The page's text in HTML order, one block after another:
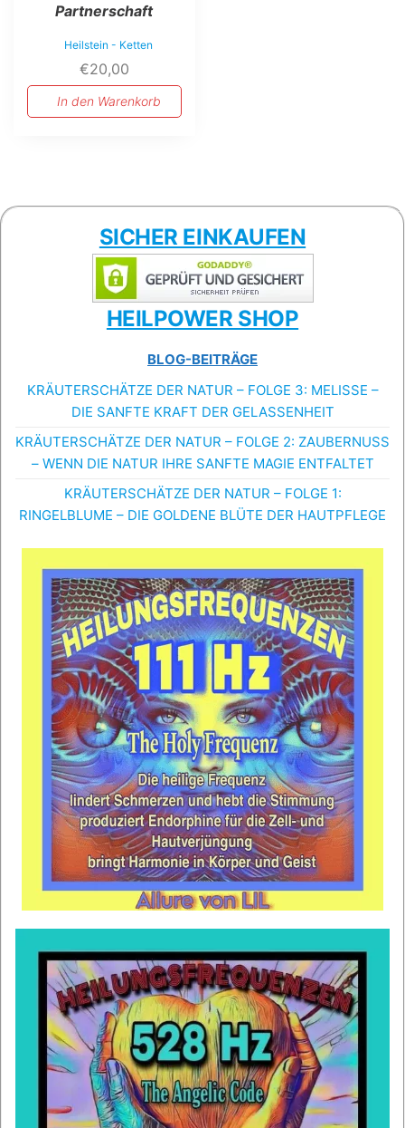
Partnerschaft
Heilstein - Ketten
€20,00
In den Warenkorb
SICHER EINKAUFEN
HEILPOWER SHOP
BLOG-BEITRÄGE
KRÄUTERSCHÄTZE DER NATUR – FOLGE 3: MELISSE –
DIE SANFTE KRAFT DER GELASSENHEIT
KRÄUTERSCHÄTZE DER NATUR – FOLGE 2: ZAUBERNUSS
– WENN DIE NATUR IHRE SANFTE MAGIE ENTFALTET
KRÄUTERSCHÄTZE DER NATUR – FOLGE 1:
RINGELBLUME – DIE GOLDENE BLÜTE DER HAUTPFLEGE